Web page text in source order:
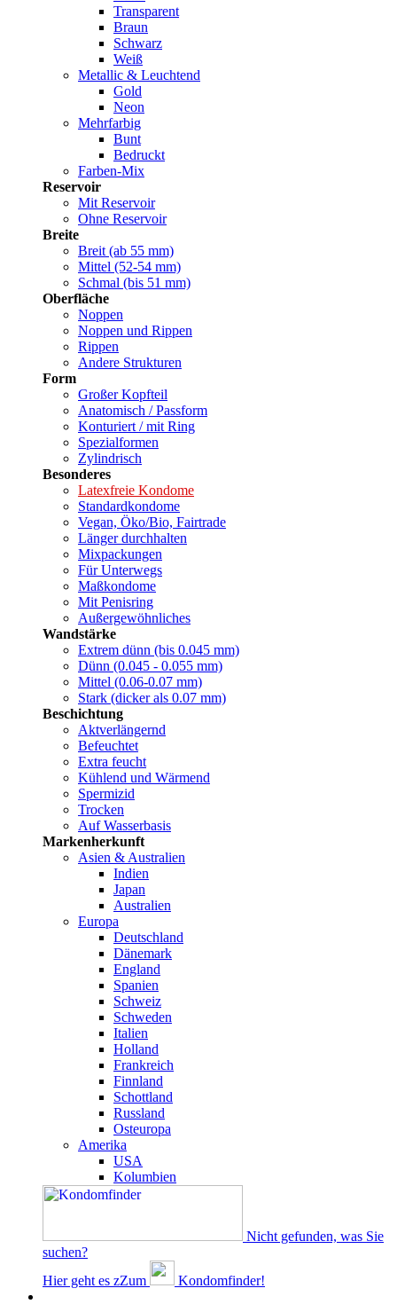
Transparent
Braun
Schwarz
Weiß
Metallic & Leuchtend
Gold
Neon
Mehrfarbig
Bunt
Bedruckt
Farben-Mix
Reservoir
Mit Reservoir
Ohne Reservoir
Breite
Breit (ab 55 mm)
Mittel (52-54 mm)
Schmal (bis 51 mm)
Oberfläche
Noppen
Noppen und Rippen
Rippen
Andere Strukturen
Form
Großer Kopfteil
Anatomisch / Passform
Konturiert / mit Ring
Spezialformen
Zylindrisch
Besonderes
Latexfreie Kondome
Standardkondome
Vegan, Öko/Bio, Fairtrade
Länger durchhalten
Mixpackungen
Für Unterwegs
Maßkondome
Mit Penisring
Außergewöhnliches
Wandstärke
Extrem dünn (bis 0.045 mm)
Dünn (0.045 - 0.055 mm)
Mittel (0.06-0.07 mm)
Stark (dicker als 0.07 mm)
Beschichtung
Aktverlängernd
Befeuchtet
Extra feucht
Kühlend und Wärmend
Spermizid
Trocken
Auf Wasserbasis
Markenherkunft
Asien & Australien
Indien
Japan
Australien
Europa
Deutschland
Dänemark
England
Spanien
Schweiz
Schweden
Italien
Holland
Frankreich
Finnland
Schottland
Russland
Osteuropa
Amerika
USA
Kolumbien
Nicht gefunden, was Sie
suchen?
Hier geht es zZum
Kondomfinder!